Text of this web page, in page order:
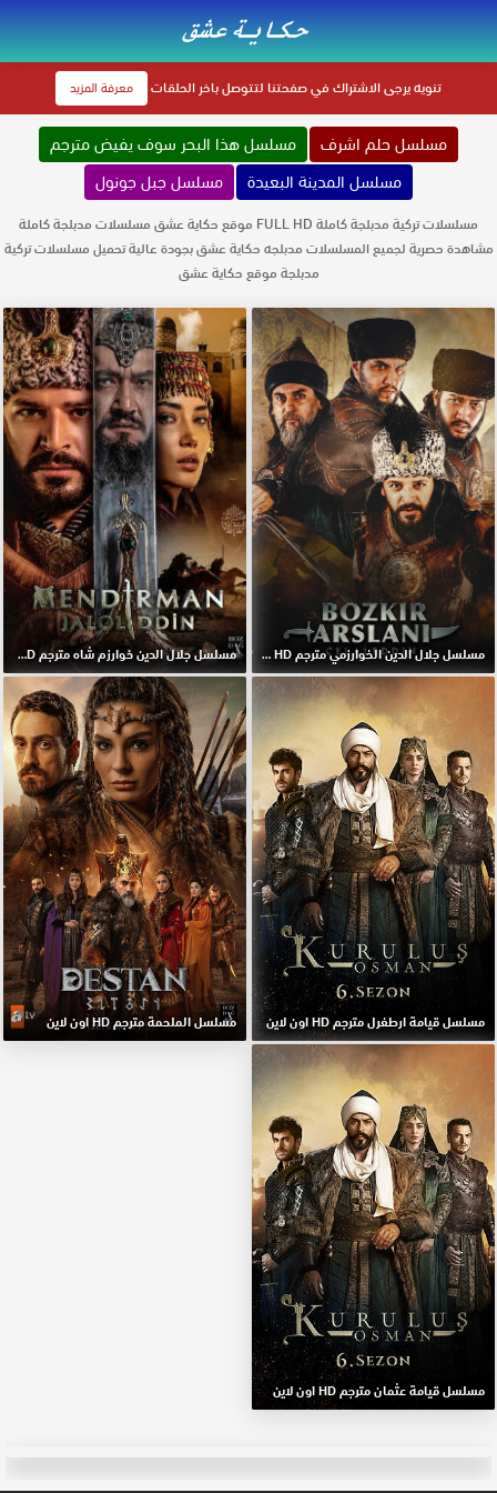
تنويهيرجى الاشتراك في صفحتنا لتتوصل باخر الحلقات معرفة المزيد
مسلسل حلم اشرف
مسلسل هذا البحر سوف يفيض مترجم
مسلسل المدينة البعيدة
مسلسل جبل جونول
مسلسلات تركية مدبلجة كاملة FULL HD موقع حكاية عشق مسلسلات مدبلجة كاملة
مشاهدة حصرية لجميع المسلسلات مدبلجه حكاية عشق بجودة عالية تحميل مسلسلات تركية
مدبلجة موقع حكاية عشق
مسلسل جلال الدين الخوارزمي مترجم HD اون لاين مسلسل جلال الدين خوارزم شاه مترجم HD اون لاين
مسلسل قيامة ارطغرل مترجم HD اون لاين مسلسل الملحمة مترجم HD اون لاين
مسلسل قيامة عثمان مترجم HD اون لاين